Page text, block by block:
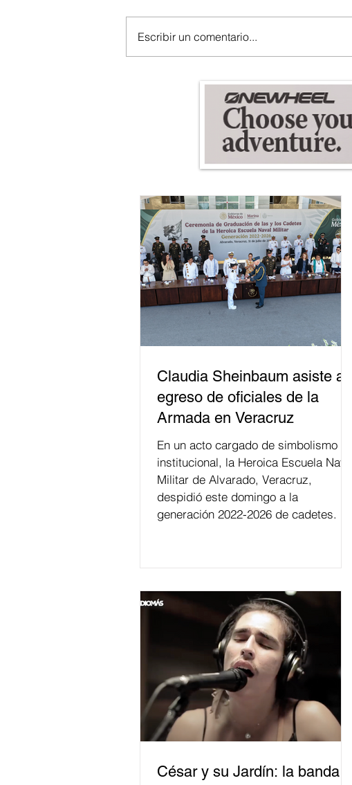
Escribir un comentario...
Claudia Sheinbaum asiste a
egreso de oficiales de la
Armada en Veracruz
En un acto cargado de simbolismo
institucional, la Heroica Escuela Naval
Militar de Alvarado, Veracruz,
despidió este domingo a la
generación 2022-2026 de cadetes.
César y su Jardín: la banda